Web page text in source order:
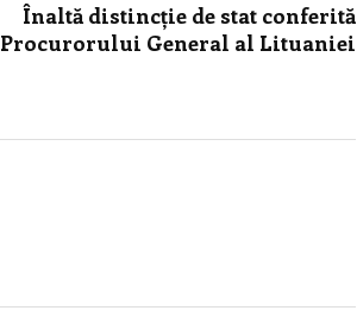
Înaltă distincție de stat conferită
Procurorului General al Lituaniei